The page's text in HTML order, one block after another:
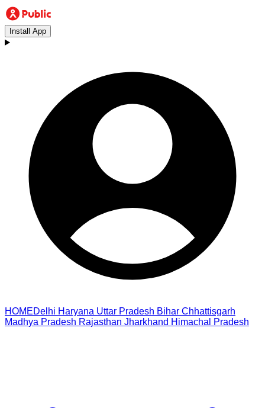
Install App
HOMEDelhi Haryana Uttar Pradesh Bihar Chhattisgarh
Madhya Pradesh Rajasthan Jharkhand Himachal Pradesh